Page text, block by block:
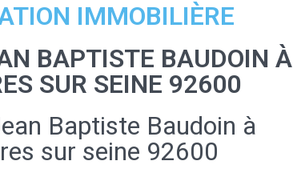
IMMOBILIÈRE
BAPTISTE BAUDOIN À
SUR SEINE 92600
Baptiste Baudoin à
sur seine 92600